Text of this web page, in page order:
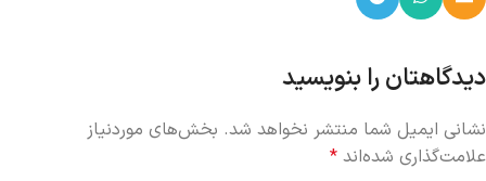
دیدگاهتان را بنویسید
نشانی ایمیل شما منتشر نخواهد شد. بخش‌های موردنیاز
علامت‌گذاری شده‌اند *